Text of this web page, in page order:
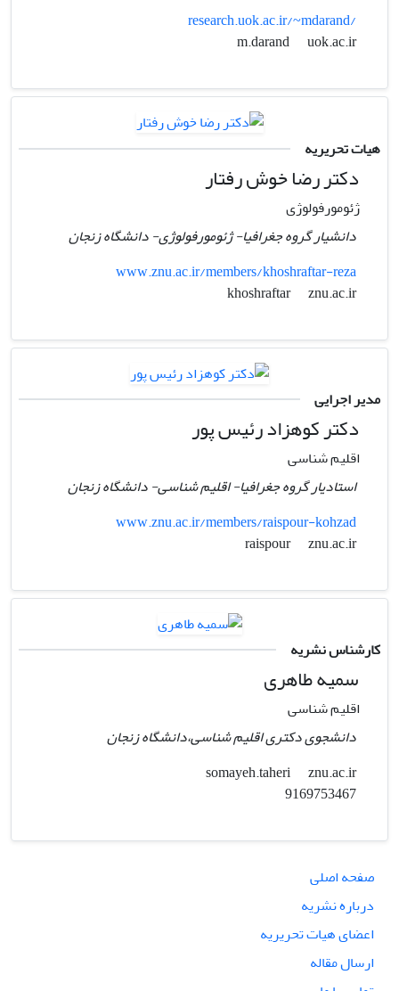
research.uok.ac.ir/~mdarand/
m.darand
uok.ac.ir
هیات تحریریه
دکتر رضا خوش رفتار
ژئومورفولوژی
دانشیار گروه جغرافیا- ژئومورفولوژی- دانشگاه زنجان
www.znu.ac.ir/members/khoshraftar-reza
khoshraftar
znu.ac.ir
مدیر اجرایی
دکتر کوهزاد رئیس پور
اقلیم شناسی
استادیار گروه جغرافیا- اقلیم شناسی- دانشگاه زنجان
www.znu.ac.ir/members/raispour-kohzad
raispour
znu.ac.ir
کارشناس نشریه
سمیه طاهری
اقلیم شناسی
دانشجوی دکتری اقلیم شناسی،دانشگاه زنجان
somayeh.taheri
znu.ac.ir
صفحه اصلی
درباره نشریه
اعضای هیات تحریریه
ارسال مقاله